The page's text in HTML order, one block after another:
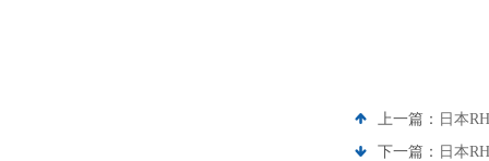
上一篇： 日本
下一篇： 日本